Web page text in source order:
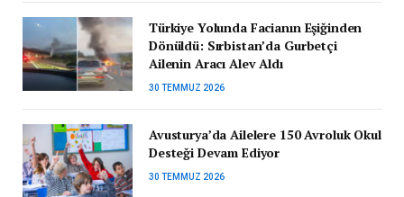
Türkiye Yolunda Facianın Eşiğinden
Dönüldü: Sırbistan’da Gurbetçi
Ailenin Aracı Alev Aldı
30 TEMMUZ 2026
Avusturya’da Ailelere 150 Avroluk Okul
Desteği Devam Ediyor
30 TEMMUZ 2026